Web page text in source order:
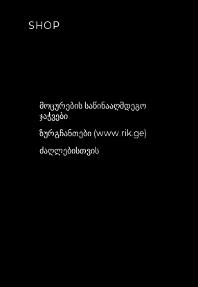
SHOP
მოცურების საწინააღმდეგო
ჯაჭვები
ზურგჩანთები (www.rik.ge)
ძაღლებისთვის